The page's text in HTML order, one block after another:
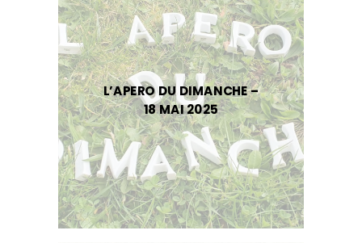
L’APERO DU DIMANCHE –
18 MAI 2025